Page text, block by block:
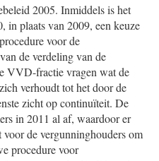
2005. Inmiddels is het
in plaats van 2009, een keuze
voor de
de verdeling van de
VVD-fractie vragen wat de
verhoudt tot het door de
zicht op continuïteit. De
in 2011 al af, waardoor er
de vergunninghouders om
procedure voor